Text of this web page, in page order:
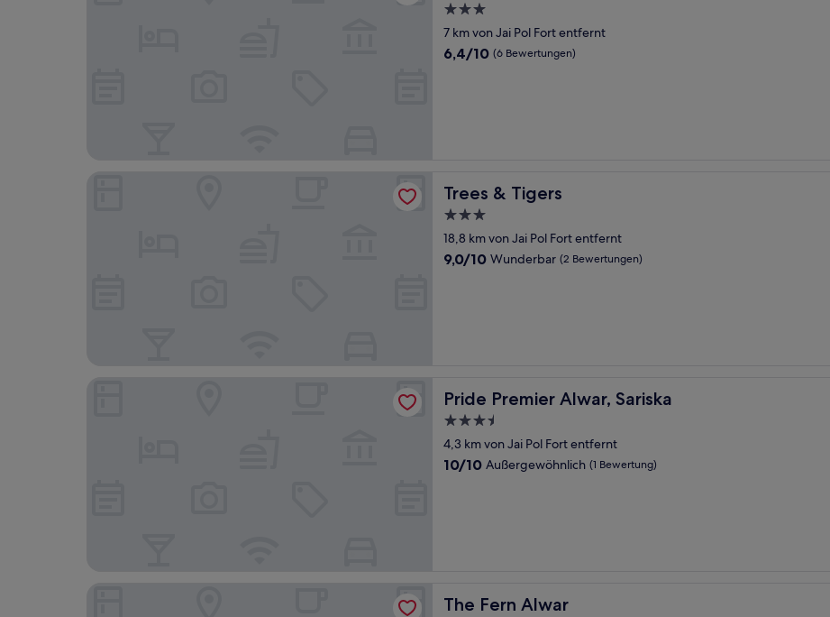
3.0-
Sterne-
Unterkunft
7 km von Jai Pol Fort entfernt
6.4
6,4/10 (6 Bewertungen)
Trees & Tigers
Trees & Tigers
3.0-
Sterne-
Unterkunft
18,8 km von Jai Pol Fort entfernt
9.0
9,0/10 Wunderbar (2 Bewertungen)
Pride Premier Alwar, Sariska
Pride Premier Alwar, Sariska
3.5-
Sterne-
Unterkunft
4,3 km von Jai Pol Fort entfernt
10.0
10/10 Außergewöhnlich (1 Bewertung)
The Fern Alwar
The Fern Alwar